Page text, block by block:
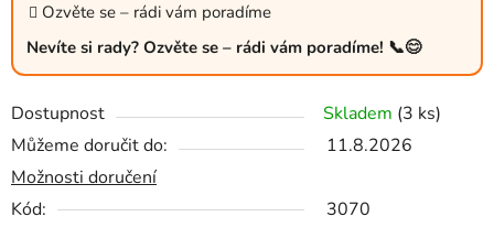
Ozvěte se – rádi vám poradíme
Nevíte si rady? Ozvěte se – rádi vám poradíme! 📞😊
Dostupnost Skladem (3 ks)
Můžeme doručit do:
11.8.2026
Možnosti doručení
Kód:
3070